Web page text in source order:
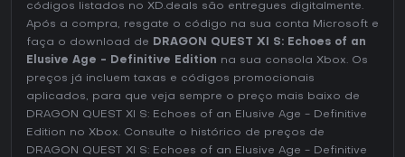
códigos listados no XD.deals são entregues digitalmente.
Após a compra, resgate o código na sua conta Microsoft e
faça o download de DRAGON QUEST XI S: Echoes of an
Elusive Age - Definitive Edition na sua consola Xbox. Os
preços já incluem taxas e códigos promocionais
aplicados, para que veja sempre o preço mais baixo de
DRAGON QUEST XI S: Echoes of an Elusive Age - Definitive
Edition no Xbox. Consulte o histórico de preços de
DRAGON QUEST XI S: Echoes of an Elusive Age - Definitive